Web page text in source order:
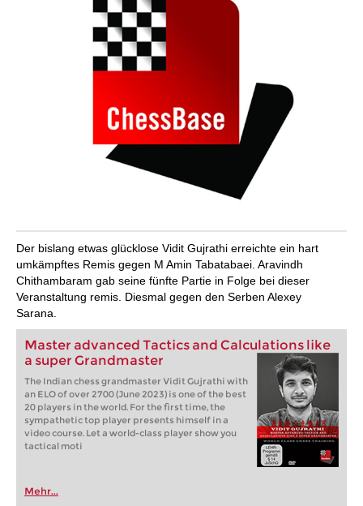
Der bislang etwas glücklose Vidit Gujrathi erreichte ein hart
umkämpftes Remis gegen M Amin Tabatabaei. Aravindh
Chithambaram gab seine fünfte Partie in Folge bei dieser
Veranstaltung remis. Diesmal gegen den Serben Alexey
Sarana.
Master advanced Tactics and Calculations like
a super Grandmaster
The Indian chess grandmaster Vidit Gujrathi with
an ELO of over 2700 (June 2023) is one of the best
20 players in the world. For the first time, the
sympathetic top player presents himself in a
video course. Let a world-class player show you
tactical moti
Mehr...